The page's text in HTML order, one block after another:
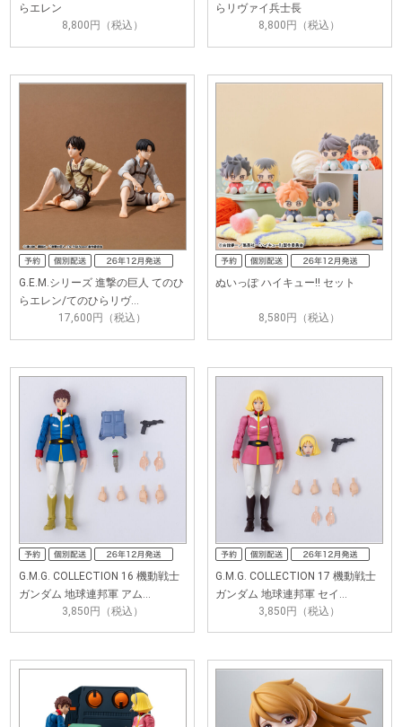
らエレン
8,800円（税込）
らリヴァイ兵士長
8,800円（税込）
G.E.M.シリーズ 進撃の巨人 てのひ
らエレン/てのひらリヴ…
17,600円（税込）
ぬいっぽ ハイキュー!! セット
8,580円（税込）
G.M.G. COLLECTION 16 機動戦士
ガンダム 地球連邦軍 アム…
3,850円（税込）
G.M.G. COLLECTION 17 機動戦士
ガンダム 地球連邦軍 セイ…
3,850円（税込）